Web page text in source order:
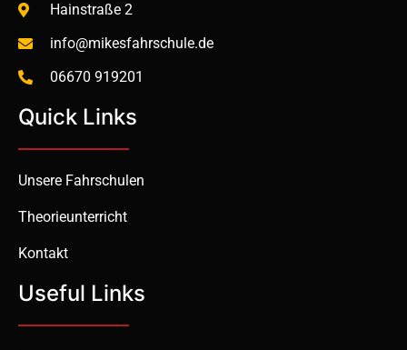
Hainstraße 2
info@mikesfahrschule.de
06670 919201
Quick Links
Unsere Fahrschulen
Theorieunterricht
Kontakt
Useful Links